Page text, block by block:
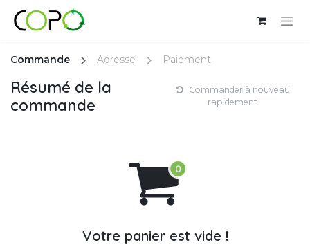
Se rendre au contenu
Commande Adresse Paiement
Résumé de la
commande
Commander à nouveau
rapidement
Votre panier est vide !